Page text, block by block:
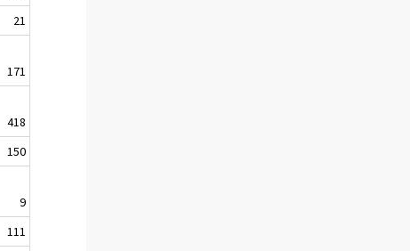
21
171
418
150
9
111